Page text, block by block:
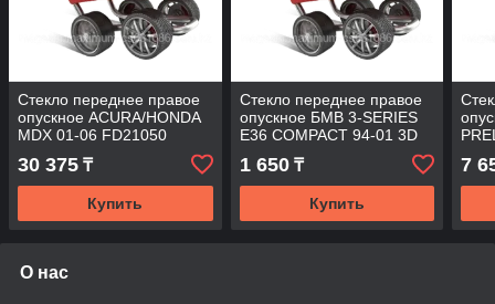
Стекло переднее правое
опускное ACURA/HONDA
MDX 01-06 FD21050
30 375 ₸
Купить
Стекло переднее правое
опускное БМВ 3-SERIES
E36 COMPACT 94-01 3D
HBK E36-CMP FD/RH
1 650₸
Купить
7
О нас